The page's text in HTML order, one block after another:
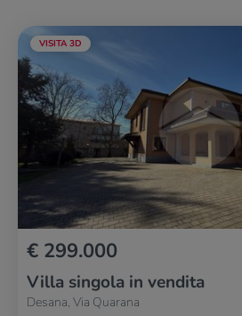
VISITA 3D
€ 299.000
Villa singola in vendita
Desana, Via Quarana